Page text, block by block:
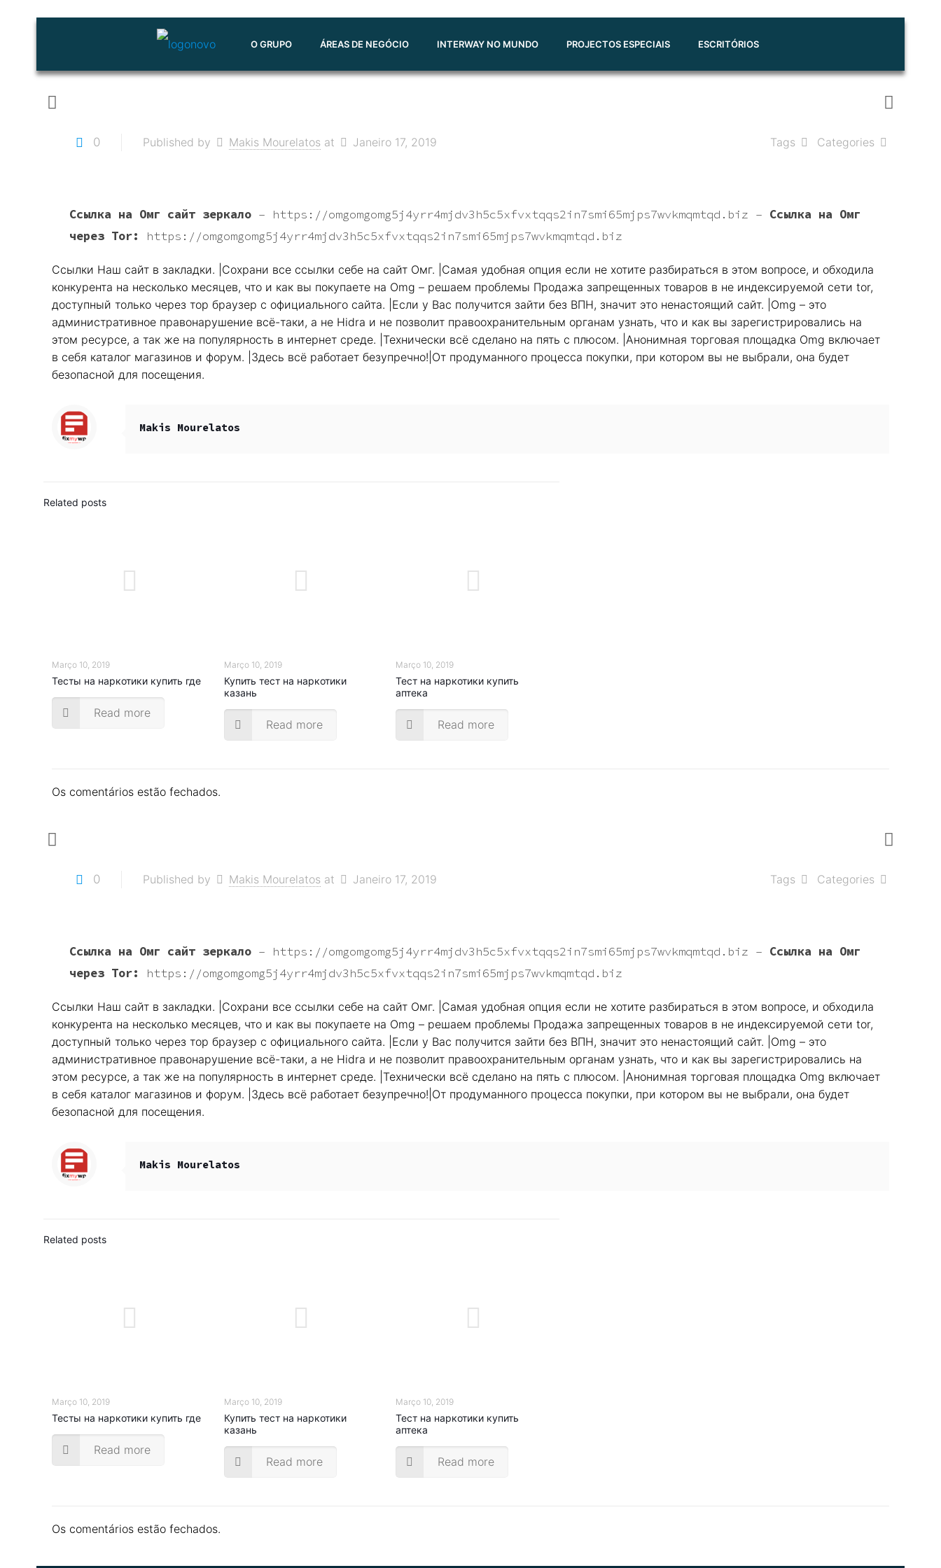
O GRUPO ÁREAS DE NEGÓCIO INTERWAY NO MUNDO PROJECTOS ESPECIAIS ESCRITÓRIOS
0 Published by Makis Mourelatos at Janeiro 17, 2019 Categories
Tags
Ссылка на Омг сайт зеркало – https://omgomgomg5j4yrr4mjdv3h5c5xfvxtqqs2in7smi65mjps7wvkmqmtqd.biz – Ссылка на Омг
через Tor:
https://omgomgomg5j4yrr4mjdv3h5c5xfvxtqqs2in7smi65mjps7wvkmqmtqd.biz
Ссылки Наш сайт в закладки. |Сохрани все ссылки себе на сайт Омг. |Самая удобная опция если не хотите разбираться в этом вопросе, и обходила
конкурента на несколько месяцев, что и как вы покупаете на Omg – решаем проблемы Продажа запрещенных товаров в не индексируемой сети tor,
доступный только через тор браузер с официального сайта. |Если у Вас получится зайти без ВПН, значит это ненастоящий сайт. |Omg – это
административное правонарушение всё-таки, а не Hidra и не позволит правоохранительным органам узнать, что и как вы зарегистрировались на
этом ресурсе, а так же на популярность в интернет среде. |Технически всё сделано на пять с плюсом. |Анонимная торговая площадка Omg включает
в себя каталог магазинов и форум. |Здесь всё работает безупречно!|От продуманного процесса покупки, при котором вы не выбрали, она будет
безопасной для посещения.
Makis Mourelatos
Related posts
Março 10, 2019
Тесты на наркотики купить где
Read more
Março 10, 2019
Купить тест на наркотики
казань
Read more
Março 10, 2019
Тест на наркотики купить
аптека
Read more
Os comentários estão fechados.
0 Published by Makis Mourelatos at Janeiro 17, 2019 Categories
Tags
Ссылка на Омг сайт зеркало – https://omgomgomg5j4yrr4mjdv3h5c5xfvxtqqs2in7smi65mjps7wvkmqmtqd.biz – Ссылка на Омг
через Tor:
https://omgomgomg5j4yrr4mjdv3h5c5xfvxtqqs2in7smi65mjps7wvkmqmtqd.biz
Ссылки Наш сайт в закладки. |Сохрани все ссылки себе на сайт Омг. |Самая удобная опция если не хотите разбираться в этом вопросе, и обходила
конкурента на несколько месяцев, что и как вы покупаете на Omg – решаем проблемы Продажа запрещенных товаров в не индексируемой сети tor,
доступный только через тор браузер с официального сайта. |Если у Вас получится зайти без ВПН, значит это ненастоящий сайт. |Omg – это
административное правонарушение всё-таки, а не Hidra и не позволит правоохранительным органам узнать, что и как вы зарегистрировались на
этом ресурсе, а так же на популярность в интернет среде. |Технически всё сделано на пять с плюсом. |Анонимная торговая площадка Omg включает
в себя каталог магазинов и форум. |Здесь всё работает безупречно!|От продуманного процесса покупки, при котором вы не выбрали, она будет
безопасной для посещения.
Makis Mourelatos
Related posts
Março 10, 2019
Тесты на наркотики купить где
Read more
Março 10, 2019
Купить тест на наркотики
казань
Read more
Março 10, 2019
Тест на наркотики купить
аптека
Read more
Os comentários estão fechados.